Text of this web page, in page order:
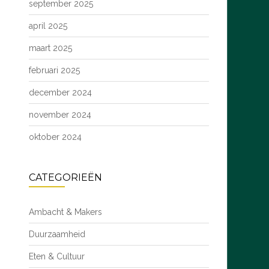
september 2025
april 2025
maart 2025
februari 2025
december 2024
november 2024
oktober 2024
CATEGORIEËN
Ambacht & Makers
Duurzaamheid
Eten & Cultuur